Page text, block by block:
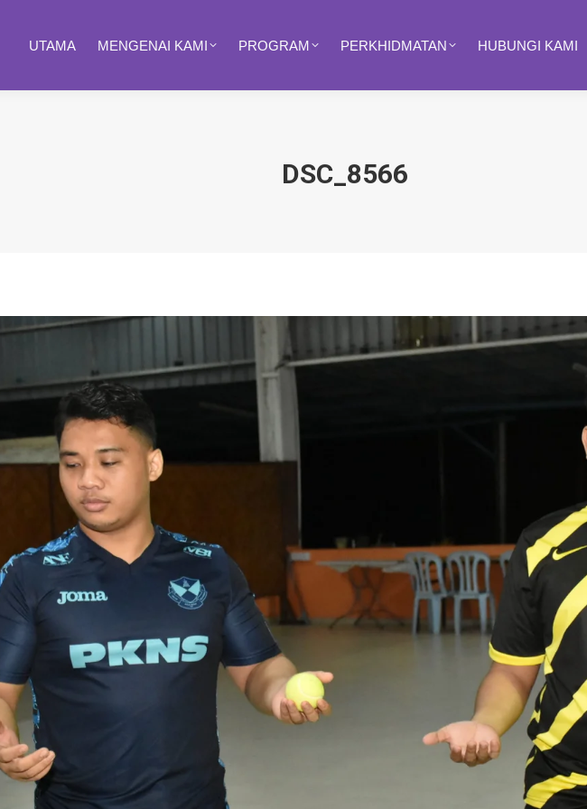
UTAMA MENGENAI KAMI PROGRAM PERKHIDMATAN HUBUNGI KAMI
DSC_8566